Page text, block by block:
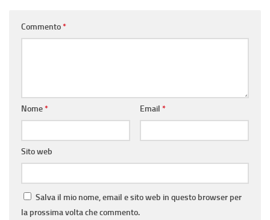
Commento*
Nome* Email *
Sito web
Salva il mio nome, email e sito web in questo browser per
la prossima volta che commento.